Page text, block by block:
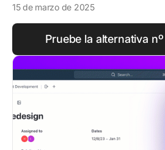
15 de marzo de 2025
Pruebe la alternativa nº